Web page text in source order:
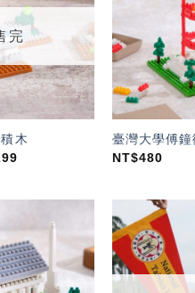
望輕
完
木
臺灣大學傅
NT$480
「願
望輕
單」